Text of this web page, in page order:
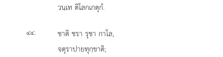
วนฺเท ติโลกเกตุกํ.
๔๔.
ชาติ ชรา รุชา กาโล,
จตุราปายทุกฺขาติ;